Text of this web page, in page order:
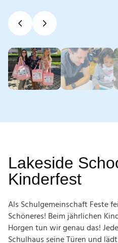
Lakeside
Kinderfest
Als Schulgemeinschaft Feste
Schöneres! Beim jährlichen
Horgen tun wir genau das!
Schulhaus seine Türen und